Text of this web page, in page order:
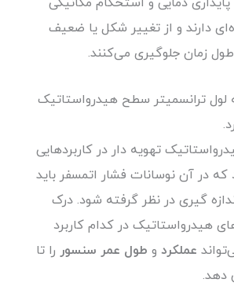
پایداری دمایی و استحکام مکانیکی
دارند و از تغییر شکل یا ضعیف
زمان جلوگیری می‌کنند.
لول ترانسمیتر سطح هیدرواستاتیک
تهویه دار در کاربردهایی
در آن نوسانات فشار اتمسفر باید
گیری در نظر گرفته شود. درک
هیدرواستاتیک در کدام کاربرد
عملکرد و طول عمر سنسور را تا
دهد.